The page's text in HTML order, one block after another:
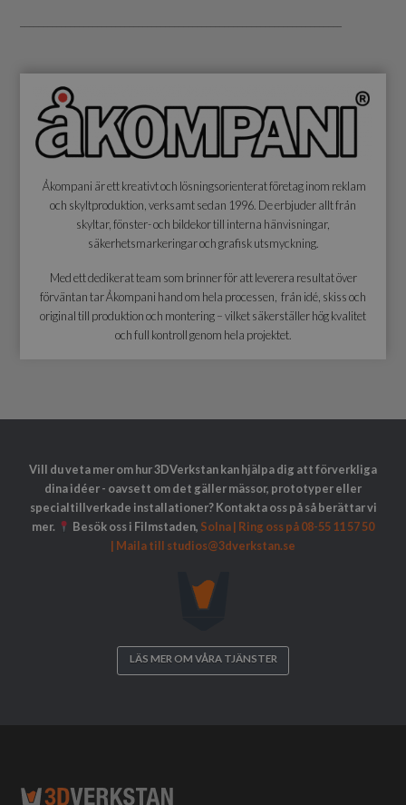
Åkompani är ett kreativt och lösningsorienterat företag inom reklam
och skyltproduktion, verksamt sedan 1996. De erbjuder allt från
skyltar, fönster- och bildekor till interna hänvisningar,
säkerhetsmarkeringar och grafisk utsmyckning.
Med ett dedikerat team som brinner för att leverera resultat över
förväntan tar Åkompani hand om hela processen, från idé, skiss och
original till produktion och montering – vilket säkerställer hög kvalitet
och full kontroll genom hela projektet.
Vill du veta mer om hur 3DVerkstan kan hjälpa dig att förverkliga
dina idéer - oavsett om det gällermässor, prototyper eller
specialtillverkade installationer? Kontakta oss på så berättar vi
mer.
Besök oss i Filmstaden, Solna | Ring oss på 08-55 11 57 50
| Maila till studios@3dverkstan.se
LÄS MER OM VÅRA TJÄNSTER